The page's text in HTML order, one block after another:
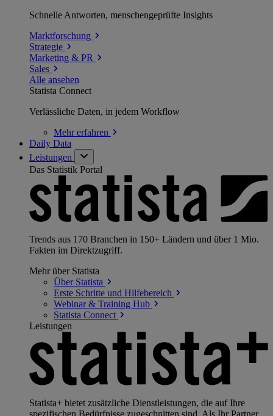
Schnelle Antworten, menschengeprüfte Insights
Marktforschung
Strategie
Marketing & PR
Sales
Alle ansehen
Statista Connect
Verlässliche Daten, in jedem Workflow
Mehrerfahren
Daily Data
Leistungen
Das Statistik Portal
Trends aus 170 Branchen in 150+ Ländern und über 1 Mio.
Fakten im Direktzugriff.
Mehr über Statista
Über Statista
Erste Schritte und Hilfebereich
Webinar & Training Hub
Statista Connect
Leistungen
Statista+ bietet zusätzliche Dienstleistungen, die auf Ihre
spezifischen Bedürfnisse zugeschnitten sind. Als Ihr Partner